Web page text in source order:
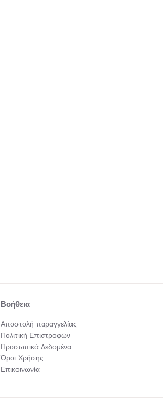
Βοήθεια
Αποστολή παραγγελίας
Πολιτική Επιστροφών
Προσωπικά Δεδομένα
Όροι Χρήσης
Επικοινωνία